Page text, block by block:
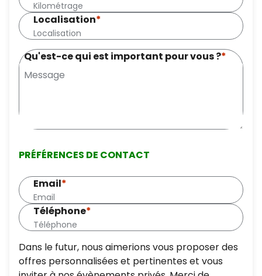
Localisation*
Qu'est-ce qui est important pour vous ?*
PRÉFÉRENCES DE CONTACT
Email*
Téléphone*
Dans le futur, nous aimerions vous proposer des
offres personnalisées et pertinentes et vous